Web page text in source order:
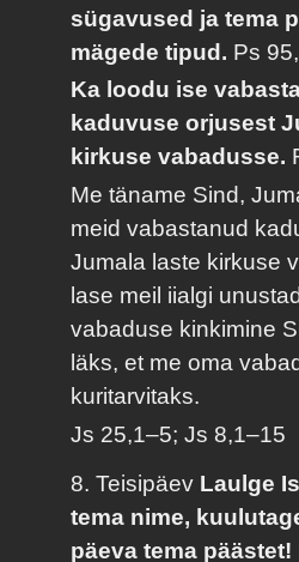
sügavused ja tema
mägede tipud. Ps
Ka loodu ise
kaduvuse orjusest
kirkuse vabadusse.
Me täname Sind,
meid vabastanud
Jumala laste kirkuse
lase meil iialgi
vabaduse kinkimine
läks, et me oma
kuritarvitaks.
Js 25,1–5; Js 8,1–15
8. Teisipäev Laulge
tema nime,
päeva tema päästet!